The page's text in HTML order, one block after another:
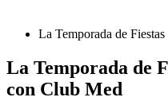
La Temporada de
La Temporada de
con Club Med